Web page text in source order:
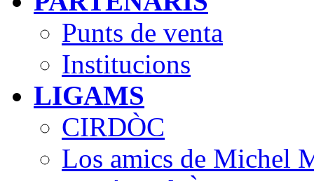
Punts de venta
Institucions
LIGAMS
CIRDÒC
Los amics de Michel